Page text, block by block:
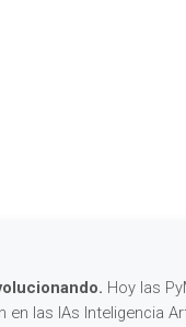
Hoy las
en las IAs Inteligencia